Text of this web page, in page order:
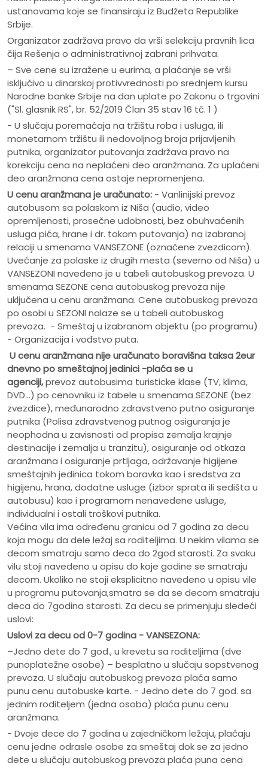
ustanovama koje se finansiraju iz Budžeta Republike
Srbije.
Organizator zadržava pravo da vrši selekciju pravnih lica
čija Rešenja o administrativnoj zabrani prihvata.
– Sve cene su izražene u eurima, a plaćanje se vrši
isključivo u dinarskoj protivvrednosti po srednjem kursu
Narodne banke Srbije na dan uplate po Zakonu o trgovini
("Sl. glasnik RS", br. 52/2019 Član 35 stav 16 tč. 1 )
- U slučaju poremaćaja na tržištu roba i usluga, ili
monetarnom tržištu ili nedovoljnog broja prijavljenih
putnika, organizator putovanja zadržava pravo na
korekciju cena na neplaćeni deo aranžmana. Za uplaćeni
deo aranžmana cena ostaje nepromenjena.
U cenu aranžmana je uračunato: - Vanlinijski prevoz
autobusom sa polaskom iz Niša (audio, video
opremljenosti, prosečne udobnosti, bez obuhvaćenih
usluga pića, hrane i dr. tokom putovanja) na izabranoj
relaciji u smenama VANSEZONE (označene zvezdicom).
Uvećanje za polaske iz drugih mesta (severno od Niša) u
VANSEZONI navedeno je u tabeli autobuskog prevoza. U
smenama SEZONE cena autobuskog prevoza nije
uključena u cenu aranžmana. Cene autobuskog prevoza
po osobi u SEZONI nalaze se u tabeli autobuskog
prevoza. - Smeštaj u izabranom objektu (po programu)
- Organizacija i vođstvo puta.
U cenu aranžmana nije uračunatoboravišna taksa 2eur
dnevno po smeštajnoj jedinici -plaća se u
agenciji,prevoz autobusima turisticke klase (TV, klima,
DVD...) po cenovniku iz tabele u smenama SEZONE (bez
zvezdice), međunarodno zdravstveno putno osiguranje
putnika (Polisa zdravstvenog putnog osiguranja je
neophodna u zavisnosti od propisa zemalja krajnje
destinacije i zemalja u tranzitu), osiguranje od otkaza
aranžmana i osiguranje prtljaga, održavanje higijene
smeštajnih jedinica tokom boravka kao i sredstva za
higijenu, hrana, dodatne usluge (izbor sprata ili sedišta u
autobusu) kao i programom nenavedene usluge,
individualni i ostali troškovi putnika.
Većina vila ima određenu granicu od 7 godina za decu
koja mogu da dele ležaj sa roditeljima. U nekim vilama se
decom smatraju samo deca do 2god starosti. Za svaku
vilu stoji navedeno u opisu do koje godine se smatraju
decom. Ukoliko ne stoji eksplicitno navedeno u opisu vile
u programu putovanja,smatra se da se decom smatraju
deca do 7godina starosti. Za decu se primenjuju sledeći
uslovi:
Uslovi za decu od 0-7 godina - VANSEZONA:
–Jedno dete do 7 god., u krevetu sa roditeljima (dve
punoplatežne osobe) – besplatno u slučaju sopstvenog
prevoza. U slučaju autobuskog prevoza plaća samo
punu cenu autobuske karte. - Jedno dete do 7 god. sa
jednim roditeljem (jedna osoba) plaća punu cenu
aranžmana.
- Dvoje dece do 7 godina u zajedničkom ležaju, plaćaju
cenu jedne odrasle osobe za smeštaj dok se za jedno
dete u slučaju autobuskog prevoza plaća puna cena